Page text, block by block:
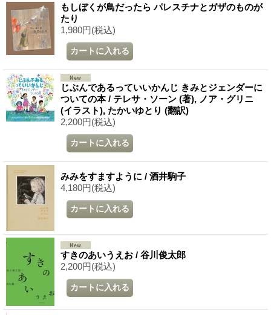
もしぼくが鳥だったら パレスチナとガザのものが
たり
1,980円(税込)
じぶんであるっていいかんじ きみとジェンダーに
ついての本 / テレサ・ソーン (著), ノア・グリニ
(イラスト), たかいゆとり (翻訳)
2,200円(税込)
みみをすますように / 酒井駒子
4,180円(税込)
すきのあいうえお / 谷川俊太郎
2,200円(税込)